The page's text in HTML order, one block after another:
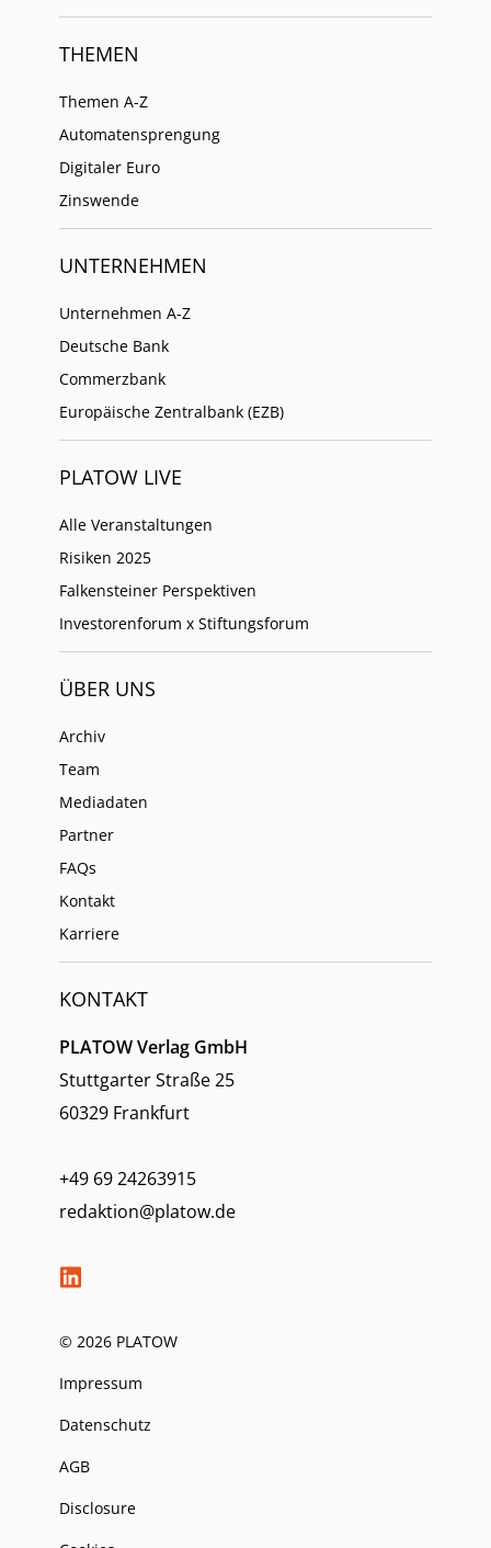
THEMEN
Themen A-Z
Automatensprengung
Digitaler Euro
Zinswende
UNTERNEHMEN
Unternehmen A-Z
Deutsche Bank
Commerzbank
Europäische Zentralbank (EZB)
PLATOW LIVE
Alle Veranstaltungen
Risiken 2025
Falkensteiner Perspektiven
Investorenforum x Stiftungsforum
ÜBER UNS
Archiv
Team
Mediadaten
Partner
FAQs
Kontakt
Karriere
KONTAKT
PLATOW Verlag GmbH
Stuttgarter Straße 25
60329 Frankfurt
+49 69 24263915
redaktion@platow.de
© 2026 PLATOW
Impressum
Datenschutz
AGB
Disclosure